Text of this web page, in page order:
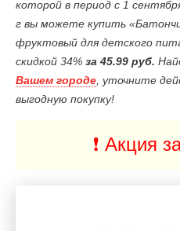
которой в период с 1
г вы можете купить
фруктовый для детского
скидкой 34% за 45.99 руб.
Вашем городе , уточните
выгодную покупку!
❗️ Акция